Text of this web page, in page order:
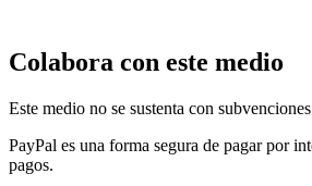
Colabora con este medio
Este medio no se sustenta con
PayPal es una forma segura de pagar por
pagos.